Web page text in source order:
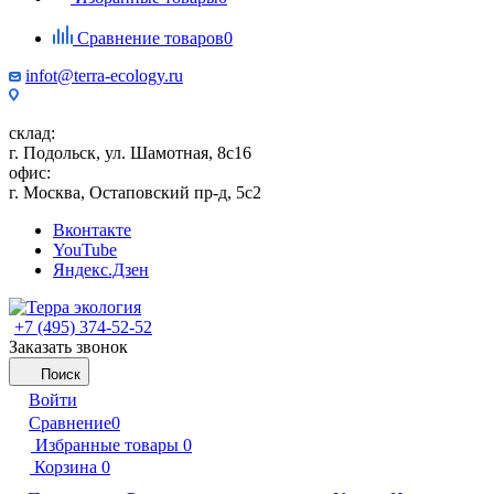
Сравнение товаров0
infot@terra-ecology.ru
склад:
г. Подольск, ул. Шамотная, 8с16
офис:
г. Москва, Остаповский пр-д, 5с2
Вконтакте
YouTube
Яндекс.Дзен
+7 (495) 374-52-52
Заказать звонок
Поиск
Войти
Сравнение0
Избранные товары 0
Корзина 0